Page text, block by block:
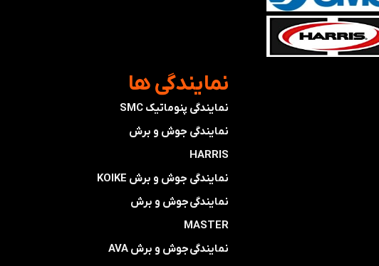
​نمایندگی ها
نمایندگی پنوماتیک SMC
​​​​​​​نمایندگی جوش و برش
HARRIS
​​​​نمایندگی ​​​ جوش و برش KOIKE
​​​​نمایندگیجوش و برش
MASTER
​​​​نمایندگی​​​​​​​جوش و برش AVA